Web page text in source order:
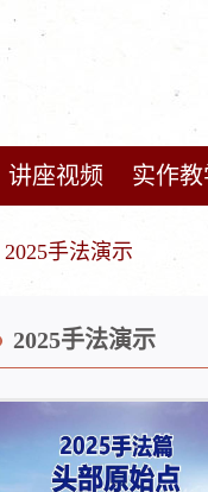
讲座视频 实作
2025手法演示
2025手法演示